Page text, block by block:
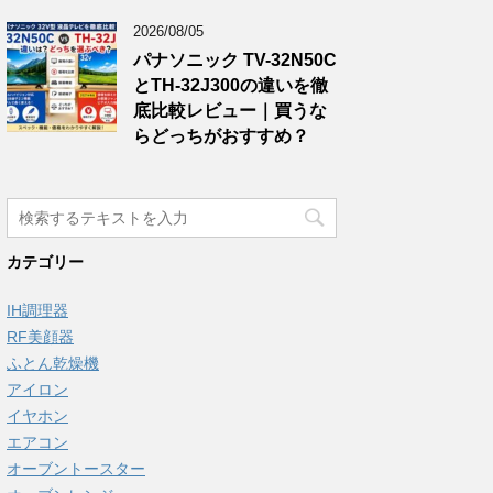
2026/08/05
パナソニック TV-32N50C
とTH-32J300の違いを徹
底比較レビュー｜買うな
らどっちがおすすめ？
カテゴリー
IH調理器
RF美顔器
ふとん乾燥機
アイロン
イヤホン
エアコン
オーブントースター